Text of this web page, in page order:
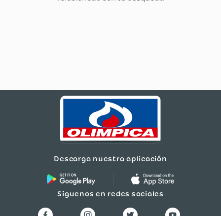
Descarga nuestra aplicación
Síguenos en redes sociales